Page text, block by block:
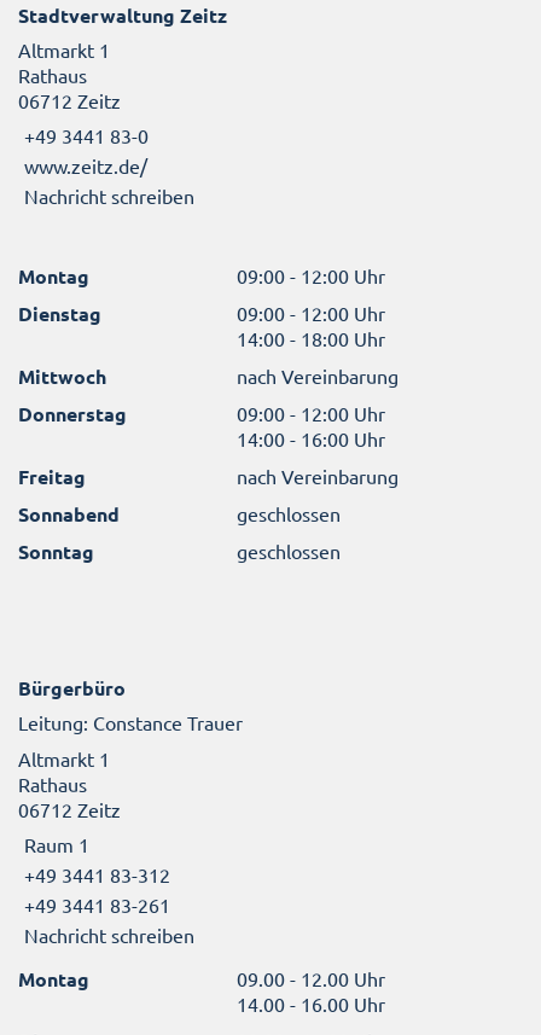
Stadtverwaltung Zeitz
Altmarkt 1
Rathaus
06712 Zeitz
+49 3441 83-0
www.zeitz.de/
Nachricht schreiben
Montag 09:00 - 12:00 Uhr
Dienstag
09:00 - 12:00 Uhr
14:00 - 18:00 Uhr
Mittwoch nach Vereinbarung
Donnerstag
09:00 - 12:00 Uhr
14:00 - 16:00 Uhr
Freitag nach Vereinbarung
Sonnabend geschlossen
Sonntag geschlossen
Bürgerbüro
Leitung: Constance Trauer
Altmarkt 1
Rathaus
06712 Zeitz
Raum 1
+49 3441 83-312
+49 3441 83-261
Nachricht schreiben
Montag
09.00 - 12.00 Uhr
14.00 - 16.00 Uhr